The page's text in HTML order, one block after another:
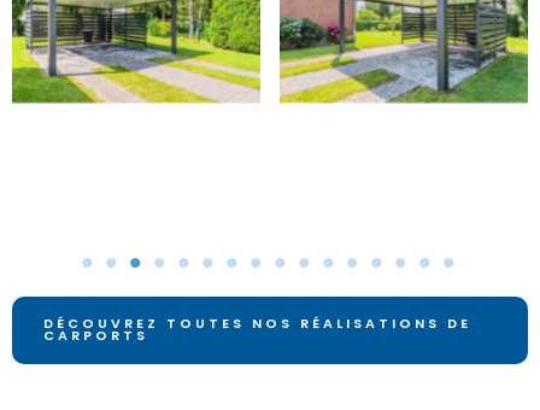
DÉCOUVREZ TOUTES NOS RÉALISATIONS DE
CARPORTS